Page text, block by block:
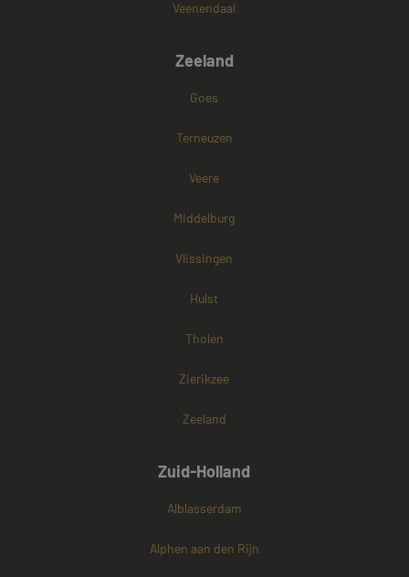
Veenendaal
Zeeland
Goes
Terneuzen
Veere
Middelburg
Vlissingen
Hulst
Tholen
Zierikzee
Zeeland
Zuid-Holland
Alblasserdam
Alphen aan den Rijn